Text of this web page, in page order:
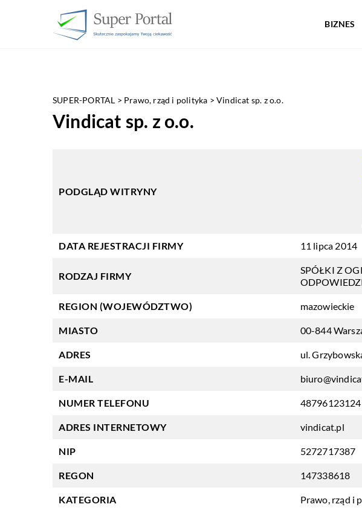
BIZNES
SUPER-PORTAL > Prawo, rząd i polityka >Vindicat sp. z o.o.
Vindicat sp. z o.o.
PODGLĄD WITRYNY
DATA REJESTRACJI FIRMY 11 lipca 2014
RODZAJ FIRMY
SPÓŁKI Z
REGION (WOJEWÓDZTWO) mazowieckie
MIASTO 00-844
ADRES ul.
E-MAIL
NUMER TELEFONU 48796123124
ADRES INTERNETOWY vindicat.pl
NIP 5272717387
REGON 147338618
KATEGORIA Prawo, rząd i